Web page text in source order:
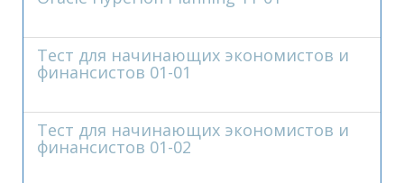
Тест для начинающих экономистов и
финансистов 01-01
Тест для начинающих экономистов и
финансистов 01-02